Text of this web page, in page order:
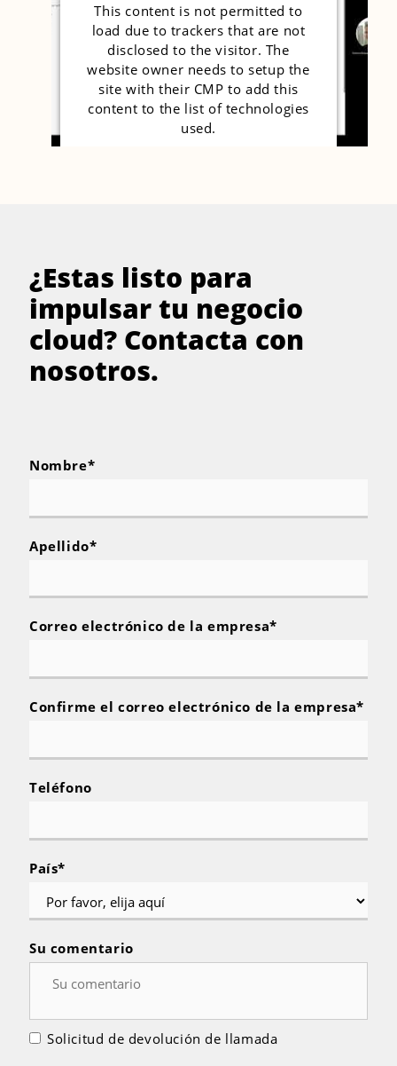
This content is not permitted to
load due to trackers that are not
disclosed to the visitor. The
website owner needs to setup the
site with their CMP to add this
content to the list of technologies
used.
¿Estas listo para
impulsar tu negocio
cloud? Contacta con
nosotros.
Nombre*
Apellido*
Correo electrónico de la empresa*
Confirme el correo electrónico de la empresa*
Teléfono
País*
Su comentario
Solicitud de devolución de llamada